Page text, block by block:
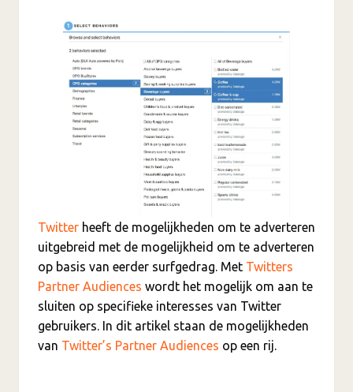
Twitter heeft de mogelijkheden om te adverteren
uitgebreid met de mogelijkheid om te adverteren
op basis van eerder surfgedrag. Met Twitters
Partner Audiences wordt het mogelijk om aan te
sluiten op specifieke interesses van Twitter
gebruikers. In dit artikel staan de mogelijkheden
van Twitter’s Partner Audiences op een rij.